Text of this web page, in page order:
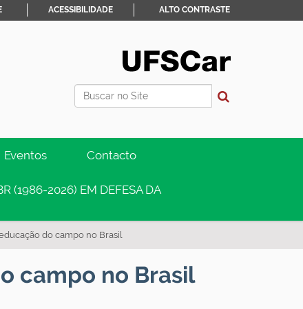
Busca
ACESSIBILIDADE ALTO CONTRASTE
Eventos Contacto
(1986-2026) EM DEFESA DA
do campo no Brasil
campo no Brasil